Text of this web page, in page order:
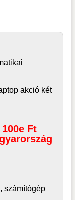
akció két
Ft
számítógép